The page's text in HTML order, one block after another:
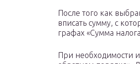
После того как
вписать сумму, с
графах «Сумма
При необходимости